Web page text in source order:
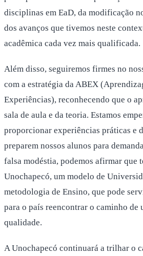
disciplinas em EaD, da modificação
dos avanços que tivemos neste
acadêmica cada vez mais qualificada.
Além disso, seguiremos firmes no
com a estratégia da ABEX
Experiências), reconhecendo que o
sala de aula e da teoria. Estamos
proporcionar experiências práticas e
preparem nossos alunos para
falsa modéstia, podemos afirmar que
Unochapecó, um modelo de
metodologia de Ensino, que pode
para o país reencontrar o caminho de
qualidade.
A Unochapecó continuará a trilhar o